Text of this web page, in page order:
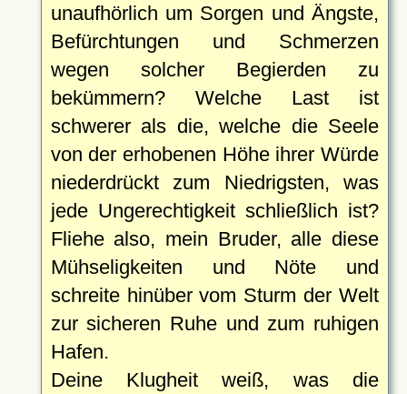
unaufhörlich um Sorgen und Ängste,
Befürchtungen und Schmerzen
wegen solcher Begierden zu
bekümmern? Welche Last ist
schwerer als die, welche die Seele
von der erhobenen Höhe ihrer Würde
niederdrückt zum Niedrigsten, was
jede Ungerechtigkeit schließlich ist?
Fliehe also, mein Bruder, alle diese
Mühseligkeiten und Nöte und
schreite hinüber vom Sturm der Welt
zur sicheren Ruhe und zum ruhigen
Hafen.
Deine Klugheit weiß, was die